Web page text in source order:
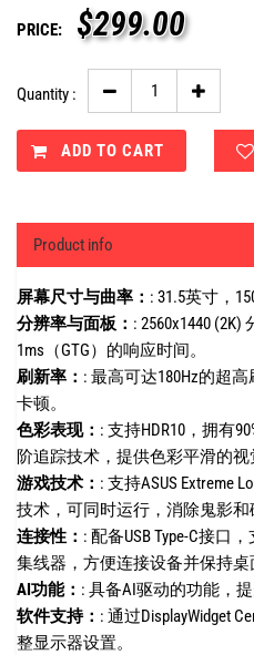
PRICE: $299.00
Quantity :
ADD TO CART
Product info
屏幕尺寸与曲率： : 31.5英寸，
分辨率与面板： : 2560x1440
1ms（GTG）的响应时间。
刷新率： : 最高可达180Hz的超
卡顿。
色彩表现： : 支持HDR10，拥有
阶追踪技术，提供色彩平滑的视
游戏技术： : 支持ASUS Extreme
技术，可同时运行，消除鬼影和
连接性： : 配备USB Type-C接口
集线器，方便连接设备并保持桌
AI功能： : 具备AI驱动的功能，
软件支持： : 通过DisplayWidget
整显示器设置。